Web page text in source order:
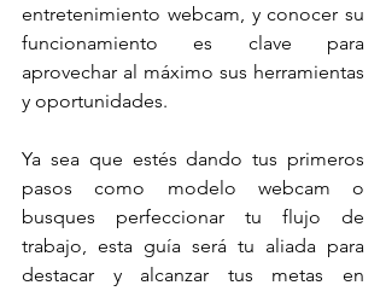
entretenimiento webcam, y conocer su
funcionamiento es clave para
aprovechar al máximo sus herramientas
y oportunidades.
Ya sea que estés dando tus primeros
pasos como modelo webcam o
busques perfeccionar tu flujo de
trabajo, esta guía será tu aliada para
destacar y alcanzar tus metas en